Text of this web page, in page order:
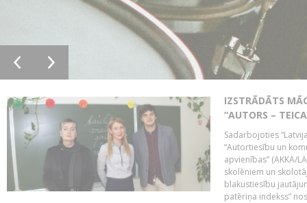
IZSTRĀDĀTS
“AUTORS –
Sadarbojoties
“Autortiesību un
apvienības” (AKKA/
skolēniem un
blakustiesību
patēriņa indekss”